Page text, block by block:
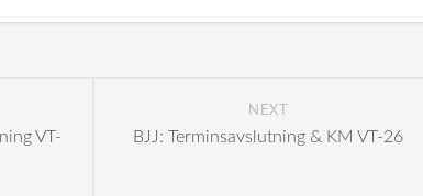
NEXT
BJJ: Terminsavslutning & KM VT-26
VT-